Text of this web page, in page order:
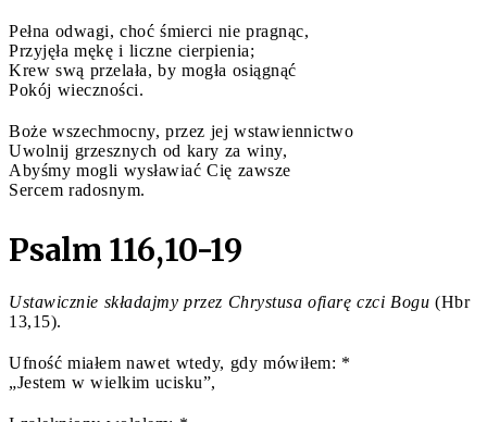
Pełna odwagi, choć śmierci nie pragnąc,
Przyjęła mękę i liczne cierpienia;
Krew swą przelała, by mogła osiągnąć
Pokój wieczności.
Boże wszechmocny, przez jej wstawiennictwo
Uwolnij grzesznych od kary za winy,
Abyśmy mogli wysławiać Cię zawsze
Sercem radosnym.
Psalm 116,10-19
Ustawicznie składajmy przez Chrystusa ofiarę czci Bogu (Hbr
13,15).
Ufność miałem nawet wtedy, gdy mówiłem: *
„Jestem w wielkim ucisku”,